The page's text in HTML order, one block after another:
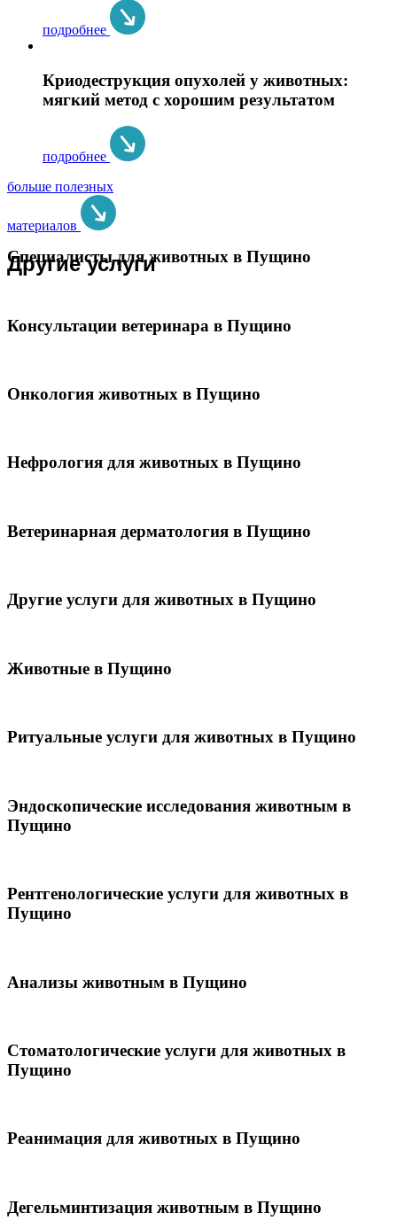
подробнее
Криодеструкция опухолей у животных:
мягкий метод с хорошим результатом
подробнее
больше полезных
материалов
Другие услуги
Специалисты для животных в Пущино
Консультации ветеринара в Пущино
Онкология животных в Пущино
Нефрология для животных в Пущино
Ветеринарная дерматология в Пущино
Другие услуги для животных в Пущино
Животные в Пущино
Ритуальные услуги для животных в Пущино
Эндоскопические исследования животным в
Пущино
Рентгенологические услуги для животных в
Пущино
Анализы животным в Пущино
Стоматологические услуги для животных в
Пущино
Реанимация для животных в Пущино
Дегельминтизация животным в Пущино